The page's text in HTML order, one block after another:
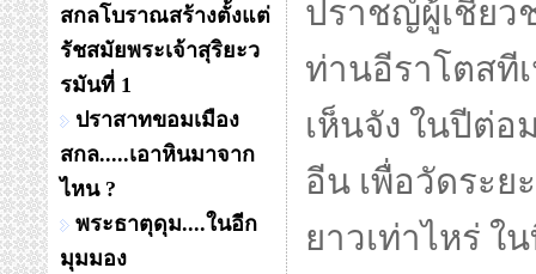
สกลโบราณสร้างตั้งแต่
รัชสมัยพระเจ้าสุริยะว
รมันที่ 1
ปราสาทขอมเมือง
สกล.....เอาหินมาจาก
ไหน ?
พระธาตุดุม....ในอีก
มุมมอง
ปราชญ์ผู้เชี่ย
ท่านอีราโตสที
เห็นจัง ในปีต่อ
อีน เพื่อวัดระย
ยาวเท่าไหร่ ใ